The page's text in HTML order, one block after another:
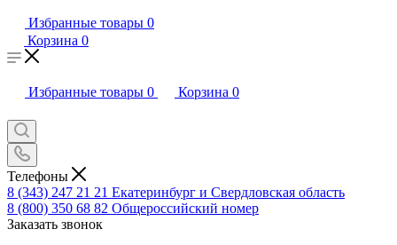
Избранные товары 0
Корзина 0
Избранные товары 0 Корзина 0
Телефоны
8 (343) 247 21 21 Екатеринбург и Свердловская область
8 (800) 350 68 82 Общероссийский номер
Заказать звонок